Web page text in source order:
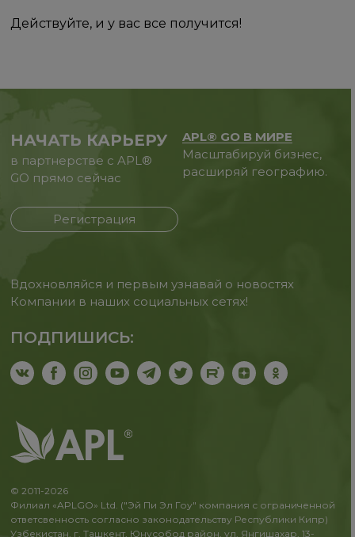
Действуйте, и у вас все получится!
НАЧАТЬ КАРЬЕРУ
в партнерстве с APL®
GO прямо сейчас
Регистрация
APL® GO В МИРЕ
Масштабируй бизнес,
расширяй географию.
Вдохновляйся и первым узнавай о новостях
Компании в наших социальных сетях!
ПОДПИШИСЬ:
© 2011-2026
Филиал «APLGO» Ltd. ("Эй Пи Эл Гоу" компания с ограниченной
ответсвенность согласно законодательству Республики Кипр)
Узбекистан, г. Ташкент, Юнусобод район, ул. Янгишахар, 13-